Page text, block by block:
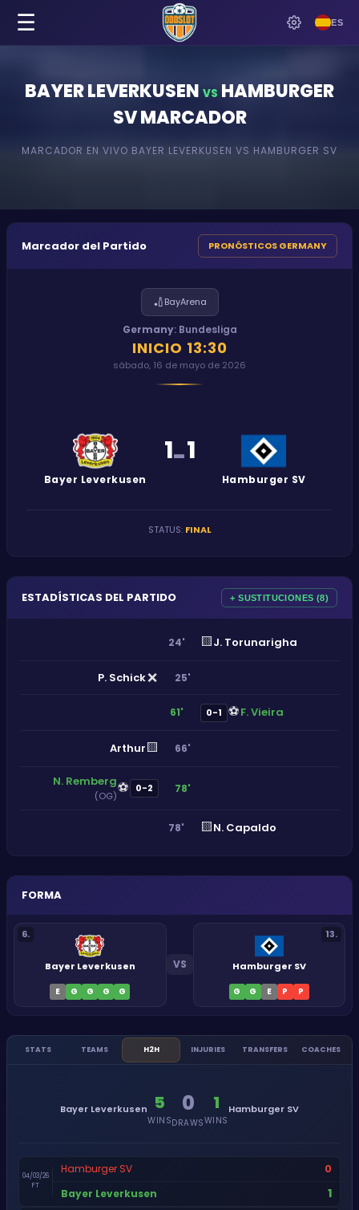
ES
☰
BAYER LEVERKUSEN VS HAMBURGER
SVMARCADOR
MARCADOR EN VIVO BAYER LEVERKUSEN VS HAMBURGER SV
Marcador del Partido PRONÓSTICOS GERMANY
🏏BayArena
Germany: Bundesliga
INICIO 13:30
sábado, 16 de mayo de 2026
Bayer Leverkusen
1-1
Hamburger SV
STATUS: FINAL
ESTADÍSTICAS DEL PARTIDO + SUSTITUCIONES (8)
24' 🟨J. Torunarigha
P. Schick❌ 25'
61' 0-1 ⚽F. Vieira
Arthur🟨 66'
N. Remberg
(OG)⚽ 0-2 78'
78' 🟨N. Capaldo
FORMA
6.
Bayer Leverkusen
E G G G G
VS
13.
Hamburger SV
G G E P P
STATS TEAMS H2H INJURIES TRANSFERS COACHES
Bayer Leverkusen 5
WINS
0
DRAWS
1
WINS
Hamburger SV
04/03/26
FT
Hamburger SV 0
Bayer Leverkusen 1